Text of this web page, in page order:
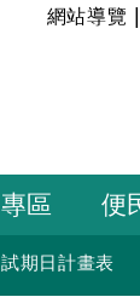
:::
網站導覽
區 便
期日計畫表